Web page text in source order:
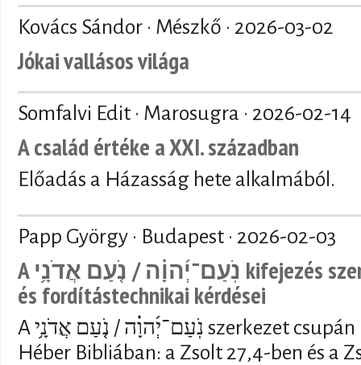
Kovács Sándor · Mészkő · 2026-03-02
Jókai vallásos világa
Somfalvi Edit · Marosugra · 2026-02-14
A család értéke a XXI. században
Előadás a Házasság hete alkalmából.
Papp György · Budapest · 2026-02-03
A נֹֽעַם־יְ֜הוָ֗ה / נֹ֤עַם אֲדֹנָ֥י kifejezés szemantikai, vallástörténeti
és fordítástechnikai kérdései
A נֹֽעַם־יְ֜הוָ֗ה / נֹ֤עַם אֲדֹנָ֥י szerkezet csupán kétszer fordul elő a
Héber Bibliában: a Zsolt 27,4-ben és a